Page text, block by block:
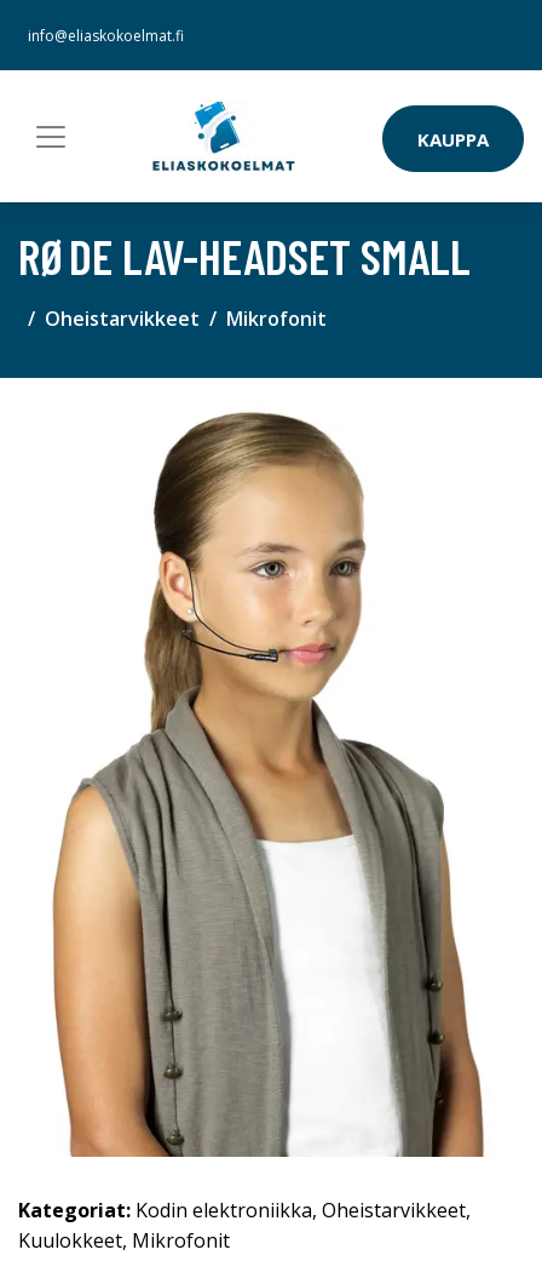
info@eliaskokoelmat.fi
KAUPPA
RØDE LAV-HEADSET SMALL
Oheistarvikkeet Mikrofonit
Kategoriat: Kodin elektroniikka, Oheistarvikkeet,
Kuulokkeet, Mikrofonit